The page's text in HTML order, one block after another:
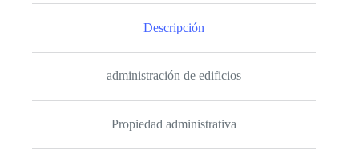
pp
ha
t
Descripción
administración de edificios
Propiedad administrativa